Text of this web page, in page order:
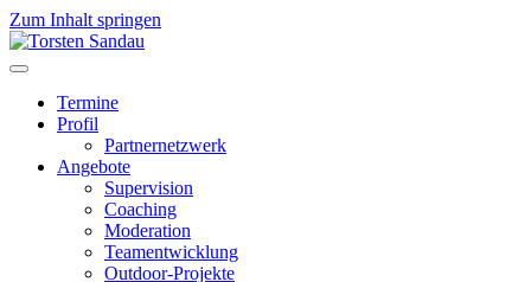
Zum Inhalt springen
Navigation
Termine
Profil
Partnernetzwerk
Angebote
Supervision
Coaching
Moderation
Teamentwicklung
Outdoor-Projekte